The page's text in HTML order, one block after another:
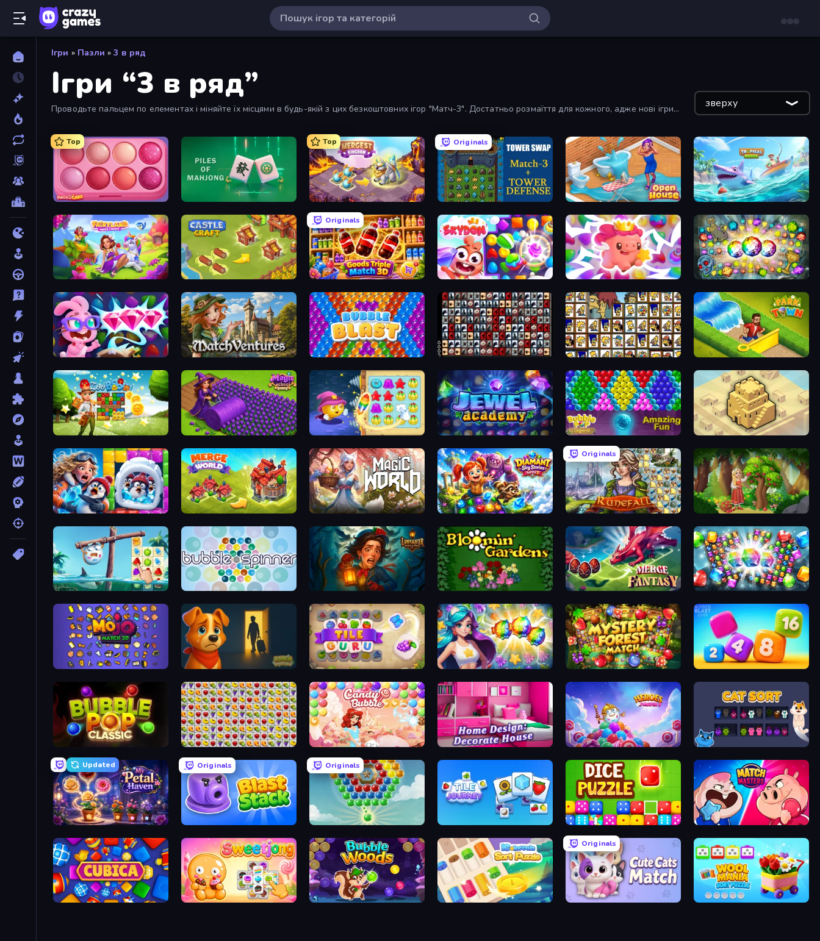
Ігри » Пазли » 3 в ряд
Ігри “3 в ряд”
Проводьте пальцем по елементах і міняйте їх місцями в будь-якій з цих безкоштовних ігор "Матч-3". Достатньо розмаїття для кожного, адже нові ігри
зверху
Top
Piece of Cake: Merge and Bake Piles of Mahjong
Top
Mergest Kingdom
Originals
Tower Swap Open House Tropical Merge
Fairyland Merge & Magic Castle Craft
Originals
Goods Triple Match 3D Skydom Match Arena Forgotten Treasure 2
Skydom: Reforged MatchVentures Bubble Blast War Mahjong Tiles of the Simpsons Park Town
Zoo Boom Magic School Candy Riddles Jewel Academy Bubble Pop Legend City Blocks
Captain Blast Merge World Magic World Diamant: Sky Stories Match 3
Originals
Runefall Northern Merge
Sugar Heroes Bubble Spinner Lamplighter: Merge & Magic Blooming Gardens Merge Fantasy Diamond Dungeon: Match 3
Mojo Match 3D Ranch Adventures Tile Guru Underwater Adventures: Match 3 Mystery Forest - Match 3 Number Blast 2048
Bubble Pop Classic Same Game Fruit Collapse Candy Bubble Home Design: Decorate House Heroes of Match 3 Cat Sort
Updated
My Petal Haven
Originals Originals
Little Fox: Bubble Spinner Pop Dice Puzzle Match Masters
Cubica Sweetjong Bubble Woods iColorcoin: Sort Puzzle
Originals
Cute Cats Match Wool Mania - Sort Puzzle 3D